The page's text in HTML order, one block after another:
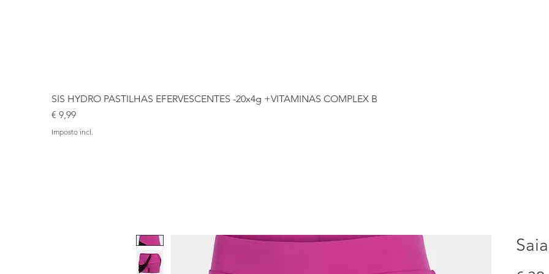
Visualização rápida
SIS HYDRO PASTILHAS EFERVESCENTES -20x4g +VITAMINAS COMPLEX B
Preço
€ 9,99
Imposto incl.